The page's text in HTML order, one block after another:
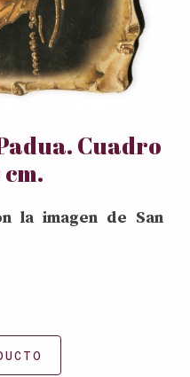
Cuadro
la imagen de San